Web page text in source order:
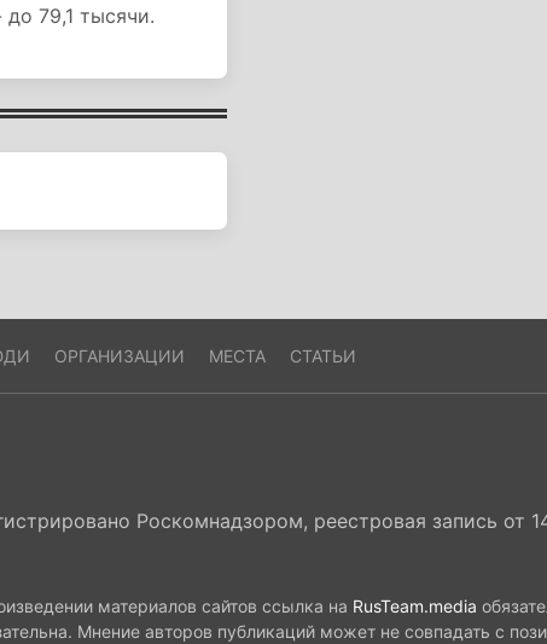
79,1 тысячи.
ОРГАНИЗАЦИИ МЕСТА СТАТЬИ
Роскомнадзором, реестровая запись от
материалов сайтов ссылка на RusTeam.media
Мнение авторов публикаций может не совпадать с